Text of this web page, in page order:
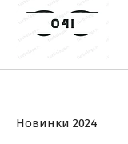
Новинки 2024